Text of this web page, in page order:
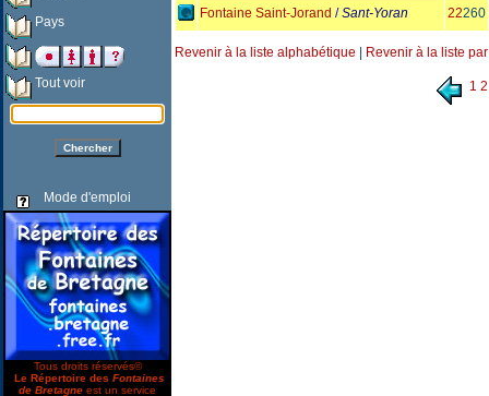
Pays
Tout voir
Mode d'emploi
Tous droits réservés©
Le Répertoire des Fontaines
de Bretagne est un service
Fontaine Saint-Jorand /Sant-Yoran 22260
Revenir à la liste alphabétique Revenir à la liste
1 2